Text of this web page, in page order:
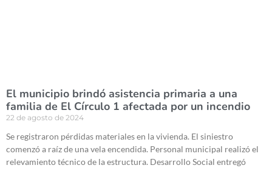
El municipio brindó asistencia primaria a una
familia de El Círculo 1 afectada por un incendio
22 de agosto de 2024
Se registraron pérdidas materiales en la vivienda. El siniestro
comenzó a raíz de una vela encendida. Personal municipal realizó el
relevamiento técnico de la estructura. Desarrollo Social entregó